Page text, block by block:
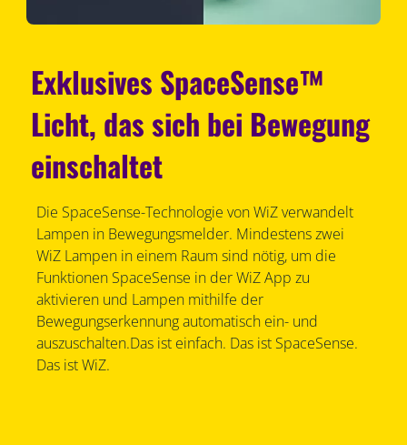
Exklusives SpaceSense™
Licht, das sich bei Bewegung
einschaltet
Die SpaceSense-Technologie von WiZ verwandelt
Lampen in Bewegungsmelder. Mindestens zwei
WiZ Lampen in einem Raum sind nötig, um die
Funktionen SpaceSense in der WiZ App zu
aktivieren und Lampen mithilfe der
Bewegungserkennung automatisch ein- und
auszuschalten.Das ist einfach. Das ist SpaceSense.
Das ist WiZ.